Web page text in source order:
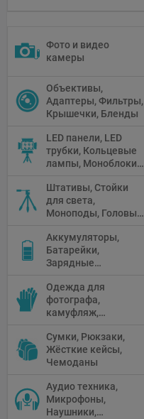
Фото и видео
камеры
Объективы,
Адаптеры, Фильтры,
Крышечки, Бленды
LED панели, LED
трубки, Кольцевые
лампы, Моноблоки,
Флуоресцентное и
галогенное
освещение
Штативы, Стойки
для света,
Моноподы, Головы
Аккумуляторы,
Батарейки,
Зарядные
питания, Солнечные
панели
Одежда для
фотографа,
камуфляж,
Сумки, Рюкзаки,
Жёсткие кейсы,
Чемоданы
Аудио техника,
Микрофоны,
Наушники,